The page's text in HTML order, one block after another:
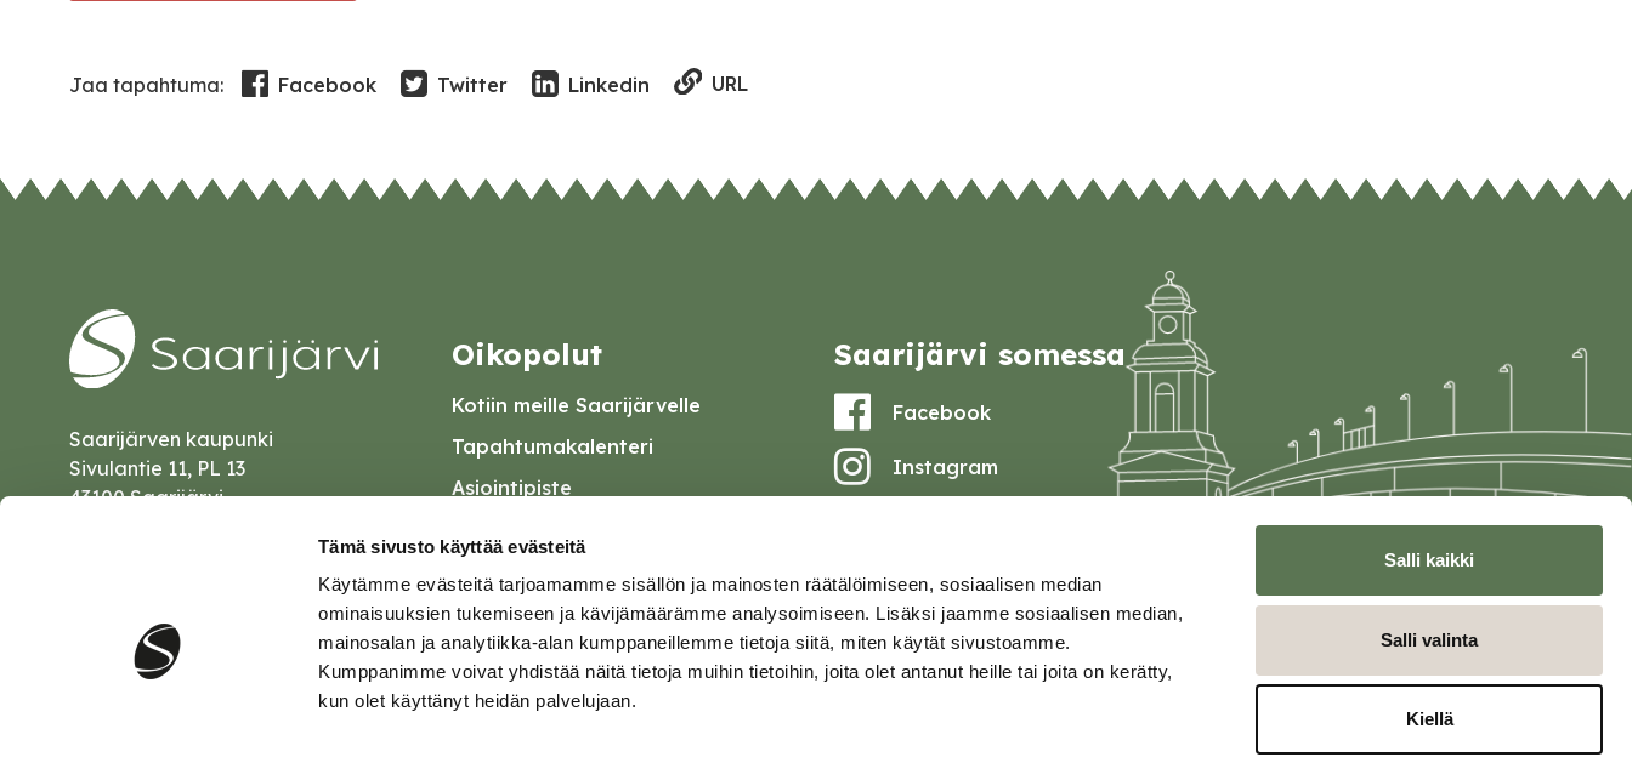
Tämä sivusto käyttää evästeitä
Käytämme evästeitä tarjoamamme sisällön ja mainosten räätälöimiseen, sosiaalisen median
ominaisuuksien tukemiseen ja kävijämäärämme analysoimiseen. Lisäksi jaamme sosiaalisen median,
mainosalan ja analytiikka-alan kumppaneillemme tietoja siitä, miten käytät sivustoamme.
Kumppanimme voivat yhdistää näitä tietoja muihin tietoihin, joita olet antanut heille tai joita on kerätty,
kun olet käyttänyt heidän palvelujaan.
Salli kaikki
Salli valinta
Kiellä
Jaa tapahtuma: Facebook Twitter Linkedin URL
Saarijärven kaupunki
Sivulantie 11, PL 13
43100 Saarijärvi
Oikopolut
Kotiin meille Saarijärvelle
Tapahtumakalenteri
Asiointipiste
Palautelomake
Saavutettavuusseloste
Tietosuoja
Saarijärvi somessa
Facebook
Instagram